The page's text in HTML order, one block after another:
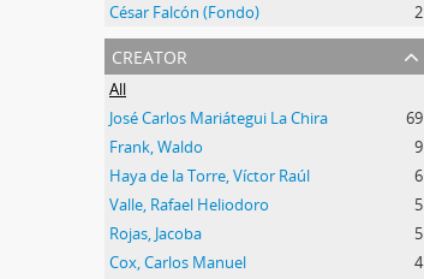
César Falcón (Fondo)
2
creator
All
José Carlos Mariátegui La Chira
69
Frank, Waldo
9
Haya de la Torre, Víctor Raúl
6
Valle, Rafael Heliodoro
5
Rojas, Jacoba
5
Cox, Carlos Manuel
4